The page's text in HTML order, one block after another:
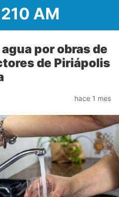
AM
por obras de
de Piriápolis
hace 1 mes